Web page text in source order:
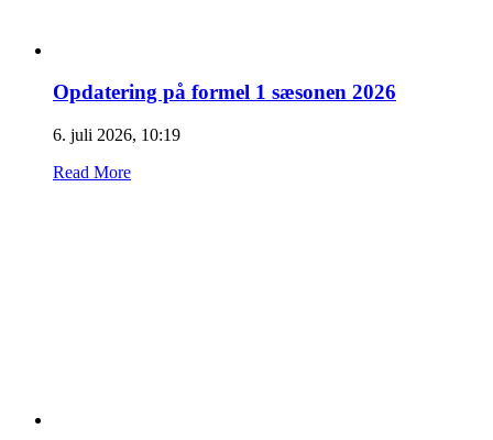
Opdatering på formel 1 sæsonen 2026
6. juli 2026, 10:19
Read More